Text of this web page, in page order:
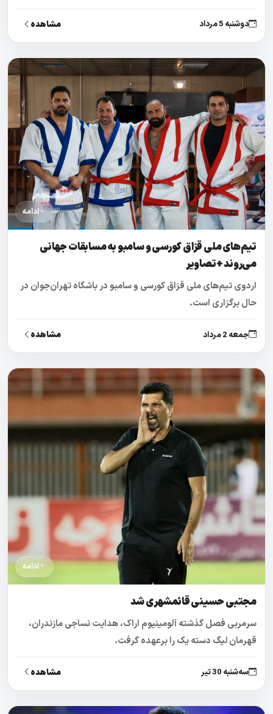
دوشنبه 5 مرداد مشاهده
ادامه
تیم‌های ملی قزاق کورسی و سامبو به مسابقات جهانی
می‌روند +تصاویر
اردوی تیم‌های ملی قزاق کورسی و سامبو در باشگاه تهران‌جوان در
حال برگزاری است.
جمعه 2 مرداد مشاهده
ادامه
مجتبی حسینی قائمشهری شد
سرمربی فصل گذشته آلومینیوم اراک، هدایت نساجی مازندران،
قهرمان لیگ دسته یک را برعهده گرفت.
سه‌شنبه 30 تیر مشاهده